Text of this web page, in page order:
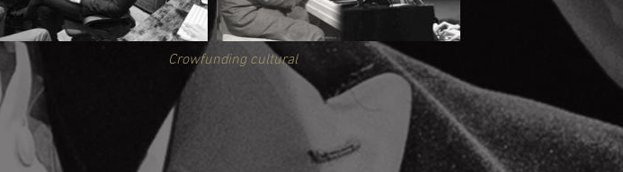
Crowfunding cultural